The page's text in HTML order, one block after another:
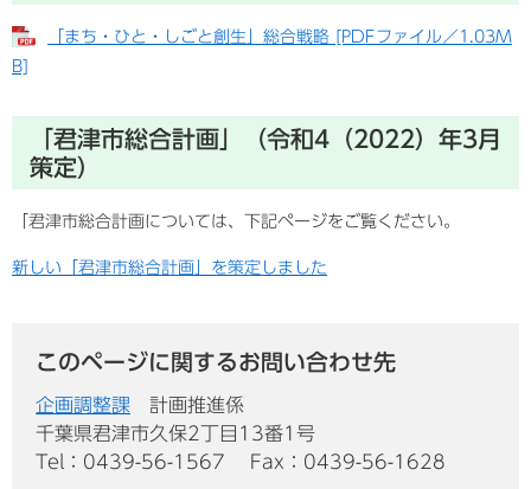
「まち・ひと・しごと創生」総合戦略 [PDFファイル／1.03M
B]
「君津市総合計画」（令和4（2022）年3月
策定）
「君津市総合計画については、下記ページをご覧ください。
新しい「君津市総合計画」を策定しました
このページに関するお問い合わせ先
企画調整課
計画推進係
千葉県君津市久保2丁目13番1号
Tel：0439-56-1567
Fax：0439-56-1628